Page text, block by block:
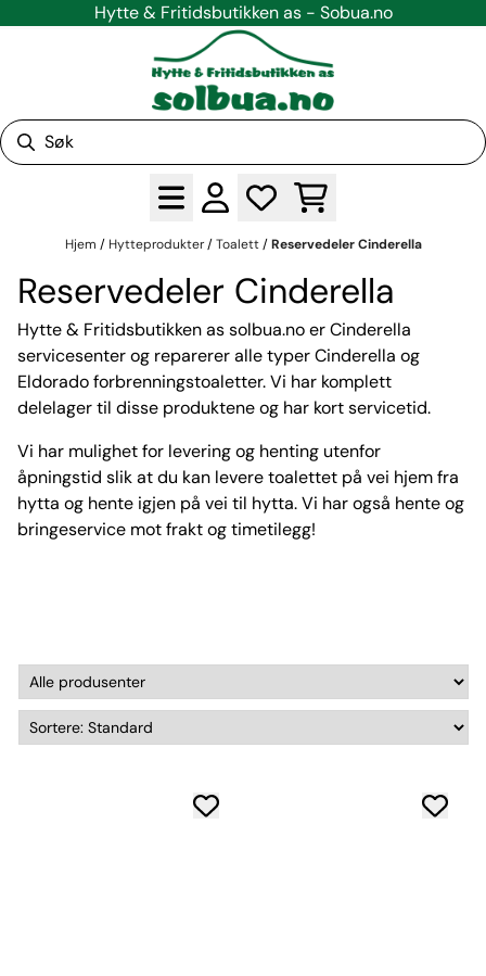
Hopp til innholdHytte & Fritidsbutikken as - Sobua.no
Hjem / Hytteprodukter/Toalett/Reservedeler Cinderella
Reservedeler Cinderella
Hytte & Fritidsbutikken as solbua.no er Cinderella
servicesenter og reparerer alle typer Cinderella og
Eldorado forbrenningstoaletter. Vi har komplett
delelager til disse produktene og har kort servicetid.
Vi har mulighet for levering og henting utenfor
åpningstid slik at du kan levere toalettet på vei hjem fra
hytta og hente igjen på vei til hytta. Vi har også hente og
bringeservice mot frakt og timetilegg!